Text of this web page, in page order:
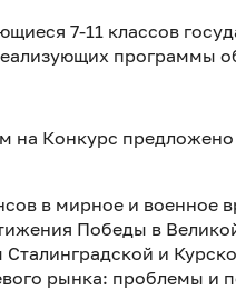
7-11 классов
программы
Конкурс
в мирное и военное
Победы в
и
рынка: проблемы и